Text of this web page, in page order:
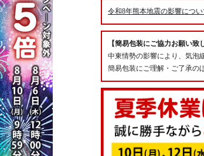
令和8年熊本地震の影響につい
【簡易包装にご協力お願い致
中東情勢の影響により、気泡
簡易包装にご理解・ご了承の